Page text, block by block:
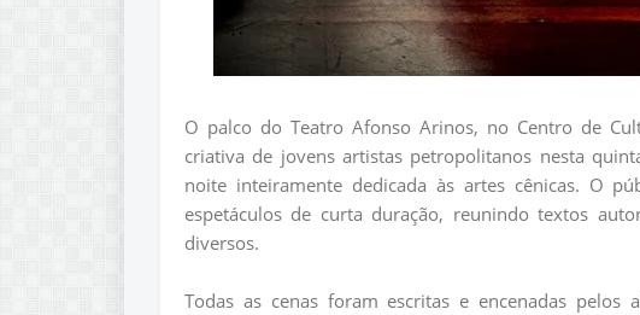
O palco do Teatro Afonso Arinos, no Centro de
criativa de jovens artistas petropolitanos nesta
noite inteiramente dedicada às artes cênicas. O
espetáculos de curta duração, reunindo textos
diversos.
Todas as cenas foram escritas e encenadas pelos